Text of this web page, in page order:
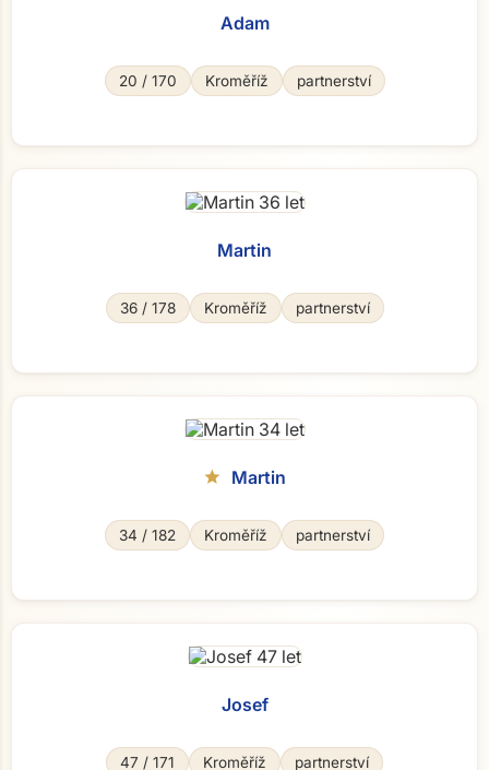
Adam
20 / 170 Kroměříž partnerství
Martin
36 / 178 Kroměříž partnerství
star Martin
34 / 182 Kroměříž partnerství
Josef
47 / 171 Kroměříž partnerství